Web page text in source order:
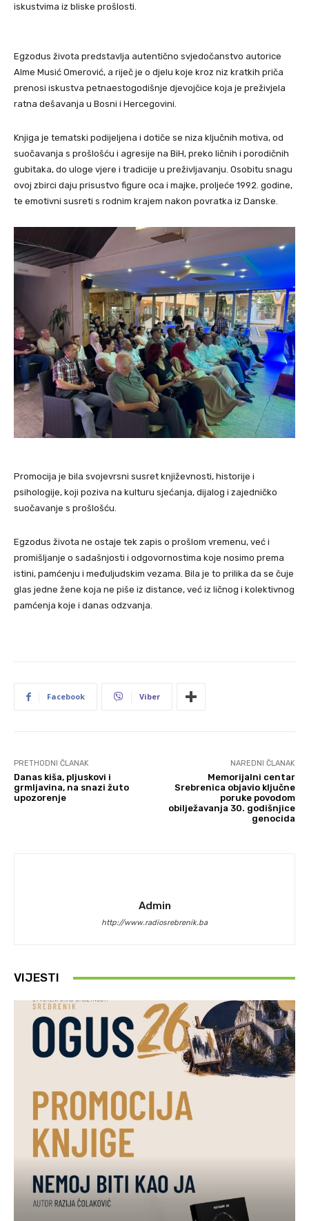
iskustvima iz bliske prošlosti.
Egzodus života predstavlja autentično svjedočanstvo autorice
Alme Musić Omerović, a riječ je o djelu koje kroz niz kratkih priča
prenosi iskustva petnaestogodišnje djevojčice koja je preživjela
ratna dešavanja u Bosni i Hercegovini.
Knjiga je tematski podijeljena i dotiče se niza ključnih motiva, od
suočavanja s prošlošću i agresije na BiH, preko ličnih i porodičnih
gubitaka, do uloge vjere i tradicije u preživljavanju. Osobitu snagu
ovoj zbirci daju prisustvo figure oca i majke, proljeće 1992. godine,
te emotivni susreti s rodnim krajem nakon povratka iz Danske.
Promocija je bila svojevrsni susret književnosti, historije i
psihologije, koji poziva na kulturu sjećanja, dijalog i zajedničko
suočavanje s prošlošću.
Egzodus života ne ostaje tek zapis o prošlom vremenu, već i
promišljanje o sadašnjosti i odgovornostima koje nosimo prema
istini, pamćenju i međuljudskim vezama. Bila je to prilika da se čuje
glas jedne žene koja ne piše iz distance, već iz ličnog i kolektivnog
pamćenja koje i danas odzvanja.
Facebook Viber
PRETHODNI ČLANAK
Danas kiša, pljuskovi i
grmljavina, na snazi žuto
upozorenje
NAREDNI ČLANAK
Memorijalni centar
Srebrenica objavio ključne
poruke povodom
obilježavanja 30. godišnjice
genocida
Admin
http://www.radiosrebrenik.ba
VIJESTI